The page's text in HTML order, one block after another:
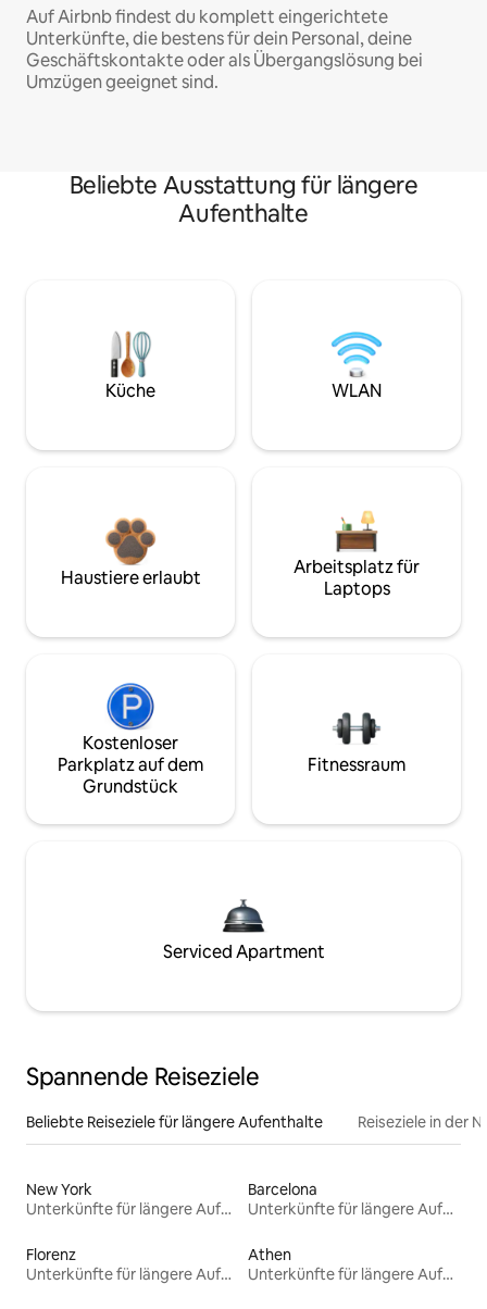
Auf Airbnb findest du komplett eingerichtete
Unterkünfte, die bestens für dein Personal, deine
Geschäftskontakte oder als Übergangslösung bei
Umzügen geeignet sind.
Beliebte Ausstattung für längere
Aufenthalte
Küche WLAN
Haustiere erlaubt
Arbeitsplatz für
Laptops
Kostenloser
Parkplatz auf dem
Grundstück
Fitnessraum
Serviced Apartment
Spannende Reiseziele
Beliebte Reiseziele für längere Aufenthalte Reiseziele in der
New York
Unterkünfte für längere Aufenthalte
Barcelona
Unterkünfte für längere Aufenthalte
Florenz
Unterkünfte für längere Aufenthalte
Athen
Unterkünfte für längere Aufenthalte